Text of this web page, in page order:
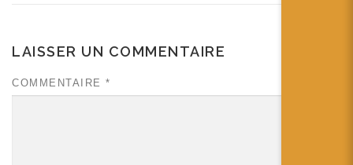
LAISSER UN COMMENTAIRE
COMMENTAIRE *